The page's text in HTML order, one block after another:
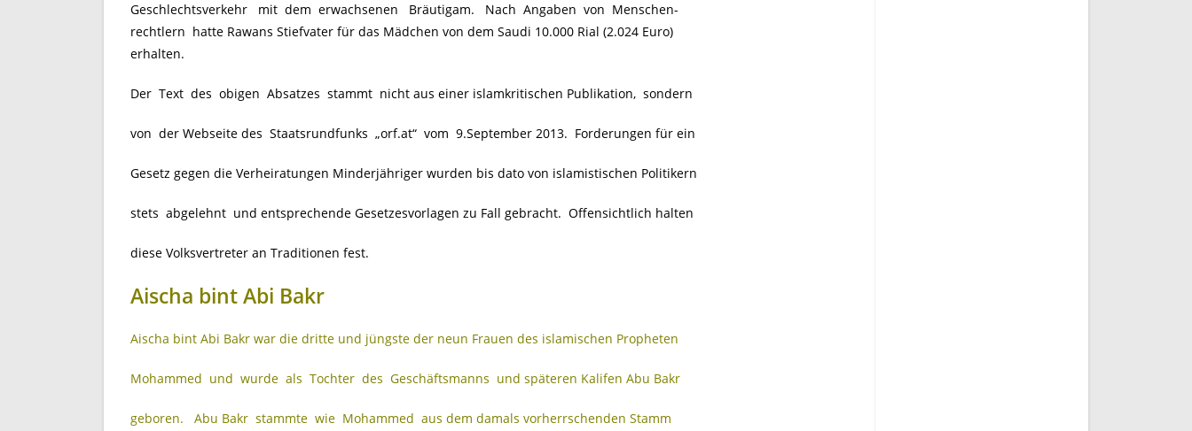
Geschlechtsverkehr mit dem erwachsenen Bräutigam. Nach Angaben von Menschen-
rechtlern hatte Rawans Stiefvater für das Mädchen von dem Saudi 10.000 Rial (2.024 Euro)
erhalten.
Der Text des obigen Absatzes stammt nicht aus einer islamkritischen Publikation, sondern
von der Webseite des Staatsrundfunks „orf.at“ vom 9.September 2013. Forderungen für ein
Gesetz gegen die Verheiratungen Minderjähriger wurden bis dato von islamistischen Politikern
stets abgelehnt und entsprechende Gesetzesvorlagen zu Fall gebracht. Offensichtlich halten
diese Volksvertreter an Traditionen fest.
Aischa bint Abi Bakr
Aischa bint Abi Bakr war die dritte und jüngste der neun Frauen des islamischen Propheten
Mohammed und wurde als Tochter des Geschäftsmanns und späteren Kalifen Abu Bakr
geboren. Abu Bakr stammte wie Mohammed aus dem damals vorherrschenden Stamm